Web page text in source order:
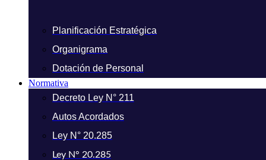
Planificación Estratégica
Organigrama
Dotación de Personal
Normativa
Decreto Ley N° 211
Autos Acordados
Ley N° 20.285
Ley N° 20.285